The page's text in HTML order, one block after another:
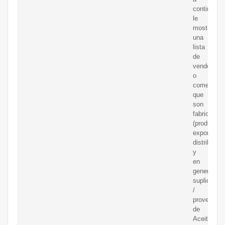
le
mostramos
una
lista
de
o
que
son
fabricantes
y
en
general
suplidores
/
de
Aceite